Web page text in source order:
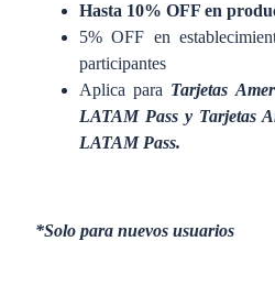
Hasta 10% OFF en
5% OFF en
participantes
Aplica para Tarjetas
LATAM Pass y Tarjetas
LATAM Pass.
*Solo para nuevos usuarios